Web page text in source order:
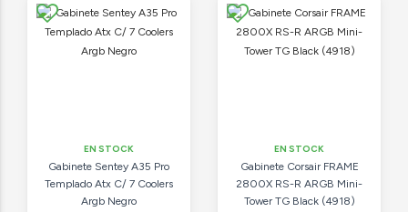
EN STOCK
Gabinete Sentey A35 Pro
Templado Atx C/ 7 Coolers
Argb Negro
EN STOCK
Gabinete Corsair FRAME
2800X RS-R ARGB Mini-
Tower TG Black (4918)